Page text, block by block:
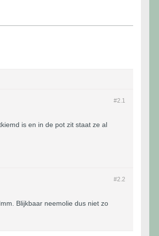
#2. 1
is en in de pot zit staat ze al
#2. 2
Blijkbaar neemolie dus niet zo